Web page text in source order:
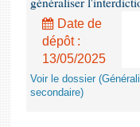
Date de
dépôt :
13/05/2025
Voir le dossier
secondaire)